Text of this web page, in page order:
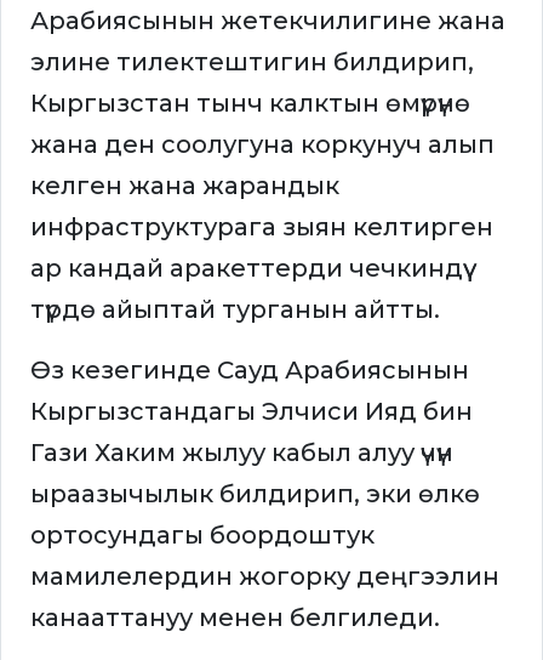
Арабиясынын жетекчилигине жана
элине тилектештигин билдирип,
Кыргызстан тынч калктын өмүрүнө
жана ден соолугуна коркунуч алып
келген жана жарандык
инфраструктурага зыян келтирген
ар кандай аракеттерди чечкиндүү
түрдө айыптай турганын айтты.
Өз кезегинде Сауд Арабиясынын
Кыргызстандагы Элчиси Ияд бин
Гази Хаким жылуу кабыл алуу үчүн
ыраазычылык билдирип, эки өлкө
ортосундагы боордоштук
мамилелердин жогорку деңгээлин
канааттануу менен белгиледи.